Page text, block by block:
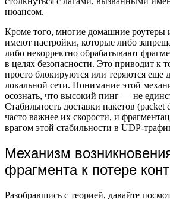
нюансом.
Кроме того, многие домашние роутеры
имеют настройки, которые либо
либо некорректно обрабатывают
в целях безопасности. Это приводит к
просто блокируются или теряются еще
локальной сети. Понимание этой
осознать, что высокий пинг — не
Стабильность доставки пакетов
часто важнее их скорости, и
врагом этой стабильности в UDP-
Механизм
фрагмента к потере
Разобравшись с теорией, давайте